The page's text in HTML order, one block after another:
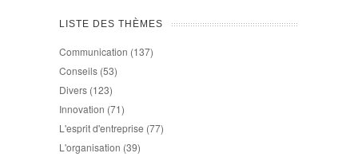
LISTE DES THÈMES
Communication (137)
Conseils (53)
Divers (123)
Innovation (71)
L'esprit d'entreprise (77)
L'organisation (39)